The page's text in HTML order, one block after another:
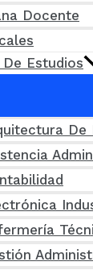
Docente
Estudios
De